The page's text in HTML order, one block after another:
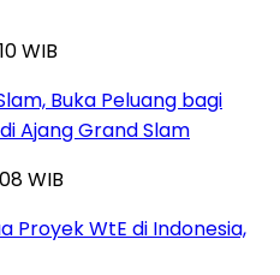
WIB
Buka Peluang bagi
Ajang Grand Slam
WIB
Proyek WtE di Indonesia,